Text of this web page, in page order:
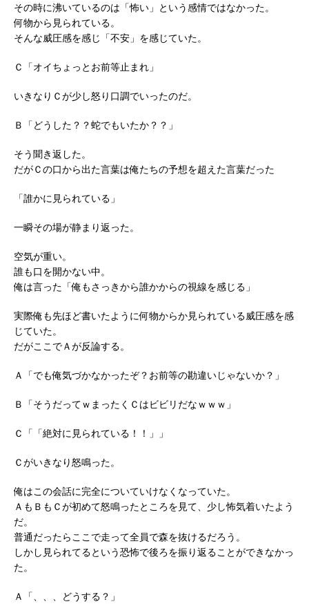
その時に沸いているのは「怖い」という感情ではなかった。
何物から見られている。
そんな威圧感を感じ「不安」を感じていた。
Ｃ「オイちょっとお前等止まれ」
いきなりＣが少し怒り口調でいったのだ。
Ｂ「どうした？？蛇でもいたか？？」
そう聞き返した。
だがＣの口から出た言葉は俺たちの予想を超えた言葉だった
「誰かに見られている」
一瞬その場が静まり返った。
空気が重い。
誰も口を開かない中。
俺は言った「俺もさっきから誰かからの視線を感じる」
実際俺も先ほど書いたように何物からか見られている威圧感を感
じていた。
だがここでＡが反論する。
Ａ「でも俺気づかなかったぞ？お前等の勘違いじゃないか？」
Ｂ「そうだってｗまったくＣはビビリだなｗｗｗ」
Ｃ「「絶対に見られている！！」」
Ｃがいきなり怒鳴った。
俺はこの会話に完全についていけなくなっていた。
ＡもＢもＣが初めて怒鳴ったところを見て、少し怖気着いたよう
だ。
普通だったらここで走って全員で森を抜けるだろう。
しかし見られてるという恐怖で後ろを振り返ることができなかっ
た。
Ａ「、、、どうする？」